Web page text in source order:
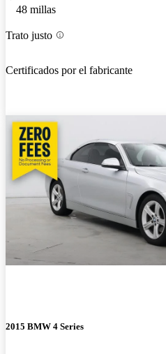
48 millas
Trato justo
Certificados por el fabricante
2015 BMW 4 Series